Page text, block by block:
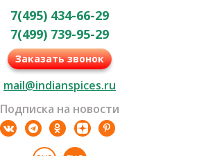
7(495) 434-66-29
7(499) 739-95-29
Заказать звонок
mail@indianspices.ru
Подписка на новости